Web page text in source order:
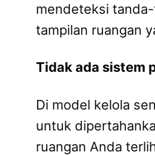
mendeteksi
tampilan ruangan
Tidak ada sistem
Di model kelola
untuk
ruangan Anda